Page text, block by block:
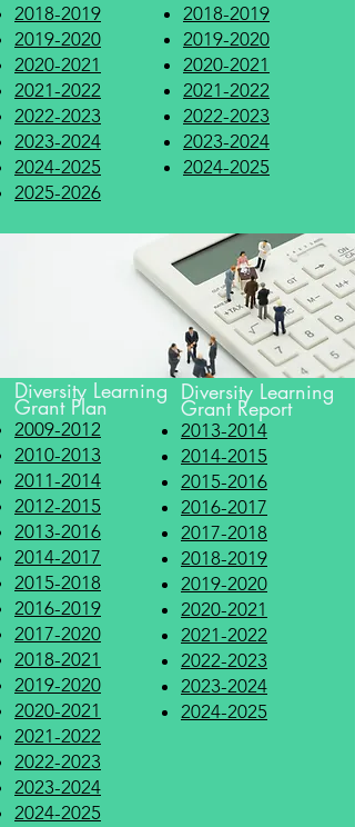
2018-2019
2019-2020
2020-2021
2021-2022
2022-2023
2023-2024
2024-2025
2025-2026
2018-2019
2019-2020
2020-2021
2021-2022
2022-2023
2023-2024
2024-2025
Diversity Learning
Grant Plan
2009-2012
2010-2013
2011-2014
2012-2015
2013-2016
2014-2017
2015-2018
2016-2019
2017-2020
2018-2021
2019-2020
2020-2021
2021-2022
2022-2023
2023-2024
2024-2025
Diversity Learning
Grant Report
2013-2014
2014-2015
2015-2016
2016-2017
2017-2018
2018-2019
2019-2020
2020-2021
2021-2022
2022-2023
2023-2024
2024-2025